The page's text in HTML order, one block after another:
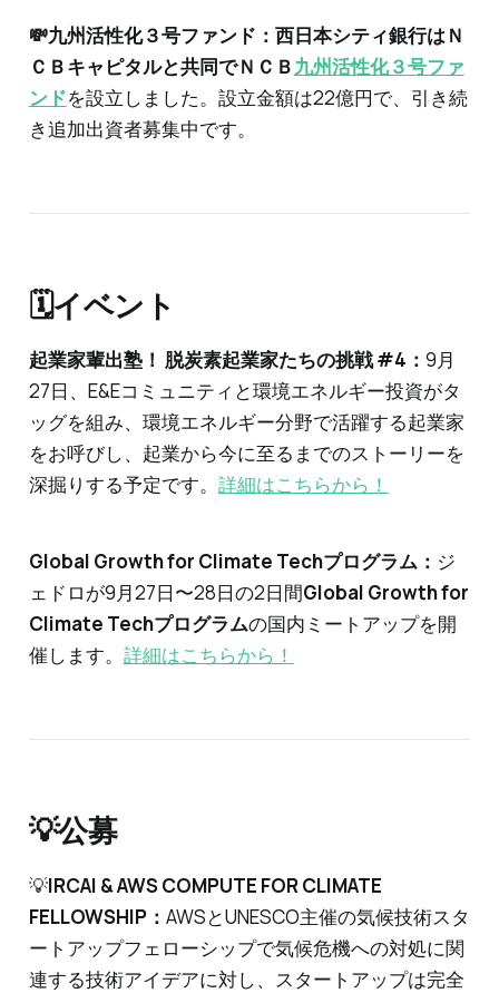
💸九州活性化３号ファンド：西日本シティ銀行はＮ
ＣＢキャピタルと共同でＮＣＢ九州活性化３号ファ
ンドを設立しました。設立金額は22億円で、引き続
き追加出資者募集中です。
🗓イベント
起業家輩出塾！ 脱炭素起業家たちの挑戦 #4： 9月
27日、E&Eコミュニティと環境エネルギー投資がタ
ッグを組み、環境エネルギー分野で活躍する起業家
をお呼びし、起業から今に至るまでのストーリーを
深掘りする予定です。 詳細はこちらから！
Global Growth for Climate Techプログラム： ジ
ェドロが9月27日〜28日の2日間Global Growth for
Climate Techプログラムの国内ミートアップを開
催します。 詳細はこちらから！
💡公募
💡IRCAI & AWS COMPUTE FOR CLIMATE
FELLOWSHIP： AWSとUNESCO主催の気候技術スタ
ートアップフェローシップで気候危機への対処に関
連する技術アイデアに対し、スタートアップは完全